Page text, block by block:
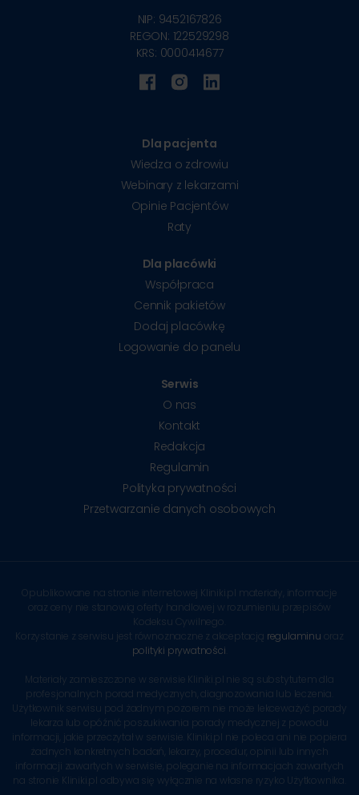
NIP: 9452167826
REGON: 122529298
KRS: 0000414677
Dla pacjenta
Wiedza o zdrowiu
Webinary z lekarzami
Opinie Pacjentów
Raty
Dla placówki
Współpraca
Cennik pakietów
Dodaj placówkę
Logowanie do panelu
Serwis
O nas
Kontakt
Redakcja
Regulamin
Polityka prywatności
Przetwarzanie danych osobowych
Opublikowane na stronie internetowej Kliniki.pl materiały, informacje
oraz ceny nie stanowią oferty handlowej w rozumieniu przepisów
Kodeksu Cywilnego.
Korzystanie z serwisu jest równoznaczne z akceptacją regulaminu oraz
polityki prywatności
Materiały zamieszczone w serwisie Kliniki.pl nie są substytutem dla
profesjonalnych porad medycznych, diagnozowania lub leczenia.
Użytkownik serwisu pod żadnym pozorem nie może lekceważyć porady
lekarza lub opóźnić poszukiwania porady medycznej z powodu
informacji, jakie przeczytał w serwisie. Kliniki.pl nie poleca ani nie popiera
żadnych konkretnych badań, lekarzy, procedur, opinii lub innych
informacji zawartych w serwisie, poleganie na informacjach zawartych
na stronie Kliniki.pl odbywa się wyłącznie na własne ryzyko Użytkownika.